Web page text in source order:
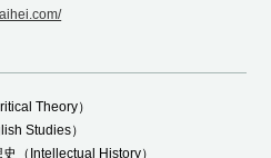
Theory）
Studies）
史（Intellectual History）